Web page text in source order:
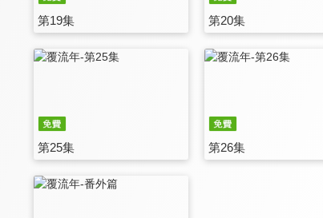
第19集 第20集
第25集 第26集